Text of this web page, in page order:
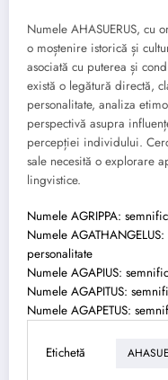
Numele AHASUERUS,
o moștenire istorică și
asociată cu puterea și
există o legătură directă,
personalitate, analiza
perspectivă asupra
percepției individului.
sale necesită o explorare
lingvistice.
Numele AGRIPPA:
Numele
personalitate
Numele AGAPIUS:
Numele AGAPITUS:
Numele AGAPETUS:
Etichetă